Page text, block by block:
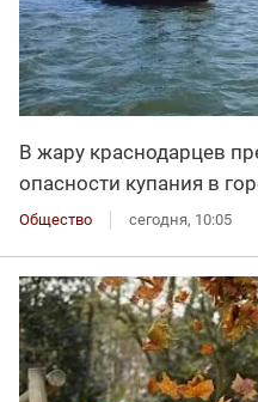
В жару краснодарцев
опасности купания в
Общество сегодня, 10:05